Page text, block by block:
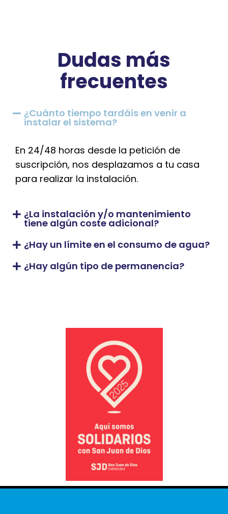
Dudas más
frecuentes
¿Cuánto tiempo tardáis en venir a
instalar el sistema?
En 24/48 horas desde la petición de
suscripción, nos desplazamos a tu casa
para realizar la instalación.
¿La instalación y/o mantenimiento
tiene algún coste adicional?
¿Hay un límite en el consumo de agua?
¿Hay algún tipo de permanencia?